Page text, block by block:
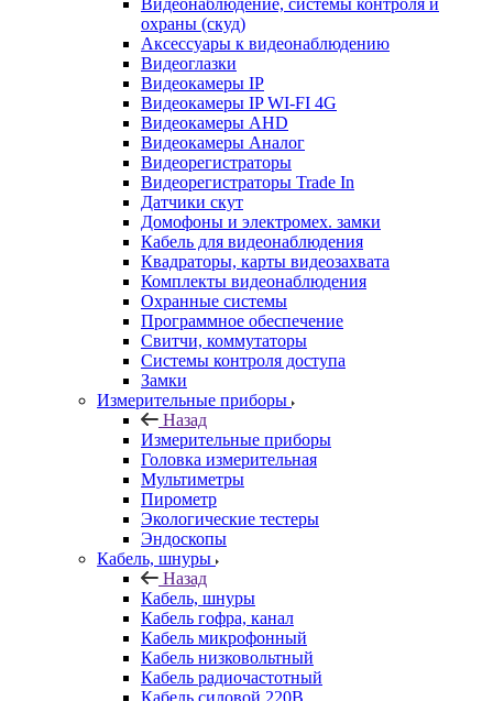
Видеонаблюдение, системы контроля и
охраны (скуд)
Аксессуары к видеонаблюдению
Видеоглазки
Видеокамеры IP
Видеокамеры IP WI-FI 4G
Видеокамеры AHD
Видеокамеры Аналог
Видеорегистраторы
Видеорегистраторы Trade In
Датчики скут
Домофоны и электромех. замки
Кабель для видеонаблюдения
Квадраторы, карты видеозахвата
Комплекты видеонаблюдения
Охранные системы
Программное обеспечение
Свитчи, коммутаторы
Системы контроля доступа
Замки
Измерительные приборы
Назад
Измерительные приборы
Головка измерительная
Мультиметры
Пирометр
Экологические тестеры
Эндоскопы
Кабель, шнуры
Назад
Кабель, шнуры
Кабель гофра, канал
Кабель микрофонный
Кабель низковольтный
Кабель радиочастотный
Кабель силовой 220В